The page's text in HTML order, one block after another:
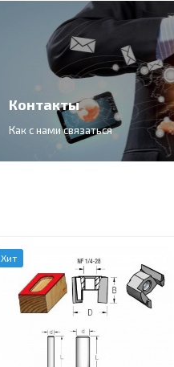
Контакты
Как с нами связаться
Хит